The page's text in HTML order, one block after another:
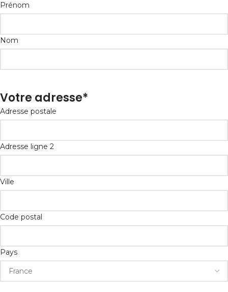
Prénom
Nom
Votre adresse*
Adresse postale
Adresse ligne 2
Ville
Code postal
Pays